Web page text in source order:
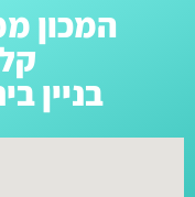
המכון
בניין